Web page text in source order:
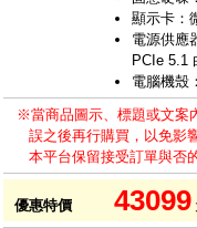
顯示卡：
電源供應
PCIe 5.1
電腦機殼
※當商品圖示、標題或文案
誤之後再行購買，以免影
本平台保留接受訂單與否
優惠特價 43099